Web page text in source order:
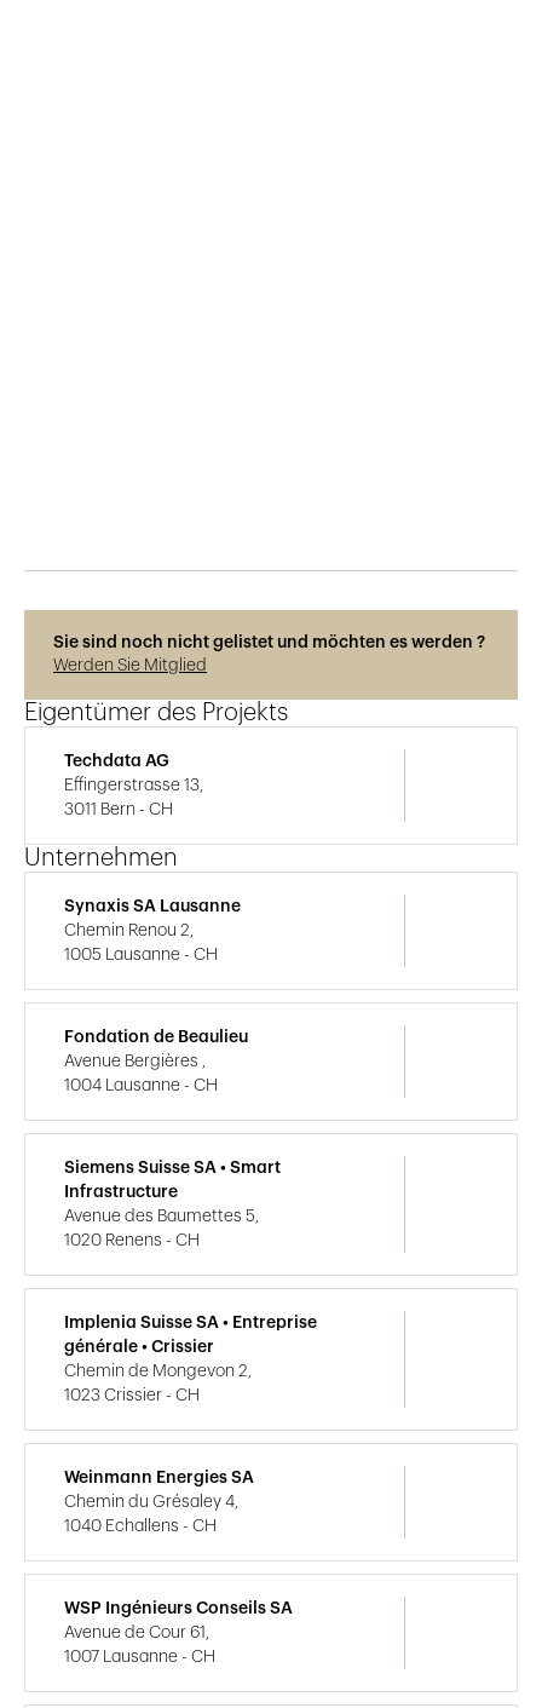
Sie sind noch nicht gelistet und möchten es werden ?
Werden Sie Mitglied
Eigentümer des Projekts
Techdata AG
Effingerstrasse 13,
3011 Bern - CH
Unternehmen
Synaxis SA Lausanne
Chemin Renou 2,
1005 Lausanne - CH
Fondation de Beaulieu
Avenue Bergières ,
1004 Lausanne - CH
Siemens Suisse SA • Smart
Infrastructure
Avenue des Baumettes 5,
1020 Renens - CH
Implenia Suisse SA • Entreprise
générale • Crissier
Chemin de Mongevon 2,
1023 Crissier - CH
Weinmann Energies SA
Chemin du Grésaley 4,
1040 Echallens - CH
WSP Ingénieurs Conseils SA
Avenue de Cour 61,
1007 Lausanne - CH